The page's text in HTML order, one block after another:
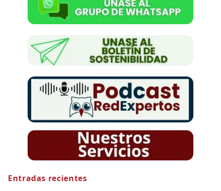
Entradas recientes